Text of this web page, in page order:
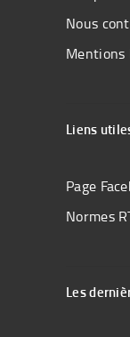
Nous
Mentions
Liens
Page
Normes
Les